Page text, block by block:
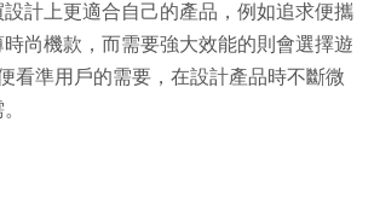
計上更適合自己的產品，例如追求便攜
尚機款，而需要強大效能的則會選擇遊
看準用戶的需要，在設計產品時不斷微